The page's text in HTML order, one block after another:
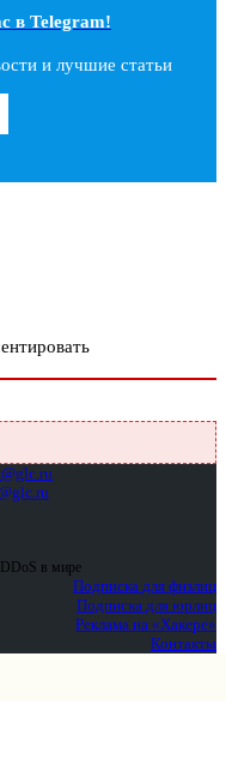
в Telegram!
и лучшие статьи
DDoS в мире
Подписка для физлиц
Подписка для юрлиц
Реклама на «Хакере»
Контакты